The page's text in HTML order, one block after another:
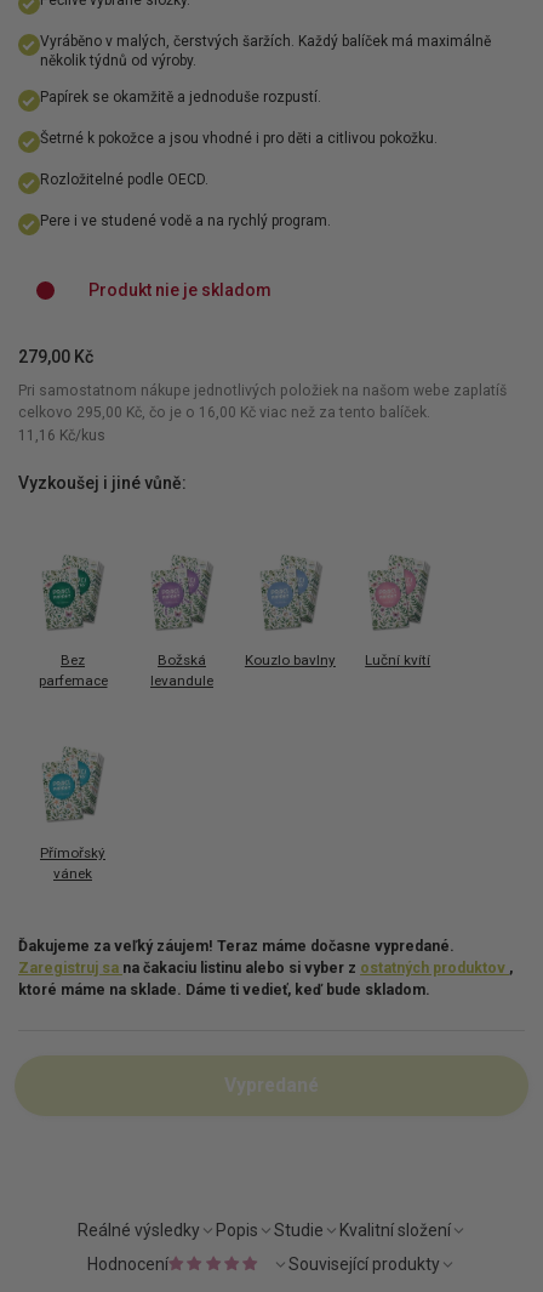
Vyráběno v malých, čerstvých šaržích. Každý balíček má maximálně
několik týdnů od výroby.
Papírek se okamžitě a jednoduše rozpustí.
Šetrné k pokožce a jsou vhodné i pro děti a citlivou pokožku.
Rozložitelné podle OECD.
Pere i ve studené vodě a na rychlý program.
Produkt nie je skladom
279,00 Kč
Pri samostatnom nákupe jednotlivých položiek na našom webe zaplatíš
celkovo 295,00 Kč, čo je o 16,00 Kč viac než za tento balíček.
11,16 Kč/kus
Vyzkoušej i jiné vůně:
Bez
parfemace
Božská
levandule
Kouzlo bavlny Luční kvítí
Přímořský
vánek
Ďakujeme za veľký záujem! Teraz máme dočasne vypredané.
Zaregistruj sa na čakaciu listinu alebo si vyber z ostatných produktov ,
ktoré máme na sklade. Dáme ti vedieť, keď bude skladom.
Vypredané
Reálné výsledky Popis Studie
Kvalitní složení
Hodnocení
Související produkty